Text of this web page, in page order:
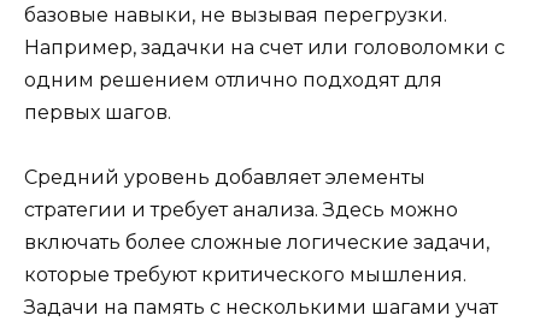
базовые навыки, не вызывая перегрузки.
Например, задачки на счет или головоломки с
одним решением отлично подходят для
первых шагов.
Средний уровень добавляет элементы
стратегии и требует анализа. Здесь можно
включать более сложные логические задачи,
которые требуют критического мышления.
Задачи на память с несколькими шагами учат